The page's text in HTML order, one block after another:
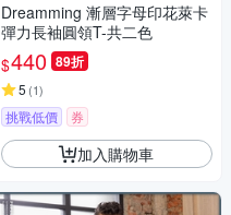
Dreamming 漸層字母印花萊卡
彈力長袖圓領T-共二色
$440 89折
5 (1)
挑戰低價 券
加入購物車